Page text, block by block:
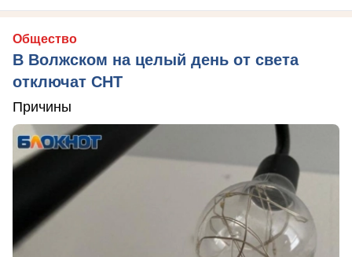
Общество
В Волжском на целый день от света
отключат СНТ
Причины